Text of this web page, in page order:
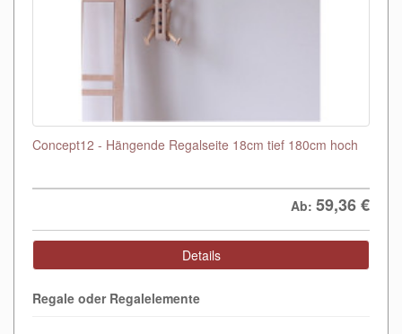
Concept12 - Hängende Regalseite 18cm tief 180cm hoch
Ab: 59,36€
Details
Regale oder Regalelemente